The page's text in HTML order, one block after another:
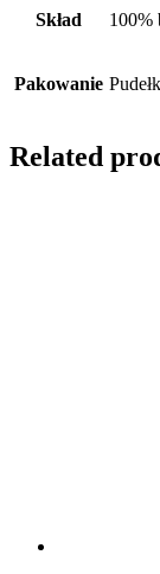
Skład 100%
Pakowanie
Related